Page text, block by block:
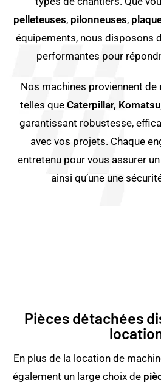
pelleteuses, pilonneuses,
équipements, nous disposons
performantes pour
Nos machines proviennent de
telles que Caterpillar,
garantissant robustesse,
avec vos projets. Chaque
entretenu pour vous assurer
ainsi qu’une une
Pièces détachées
En plus de la location de
également un large choix de